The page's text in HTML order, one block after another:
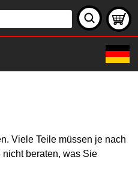
Viele Teile müssen je nach
beraten, was Sie